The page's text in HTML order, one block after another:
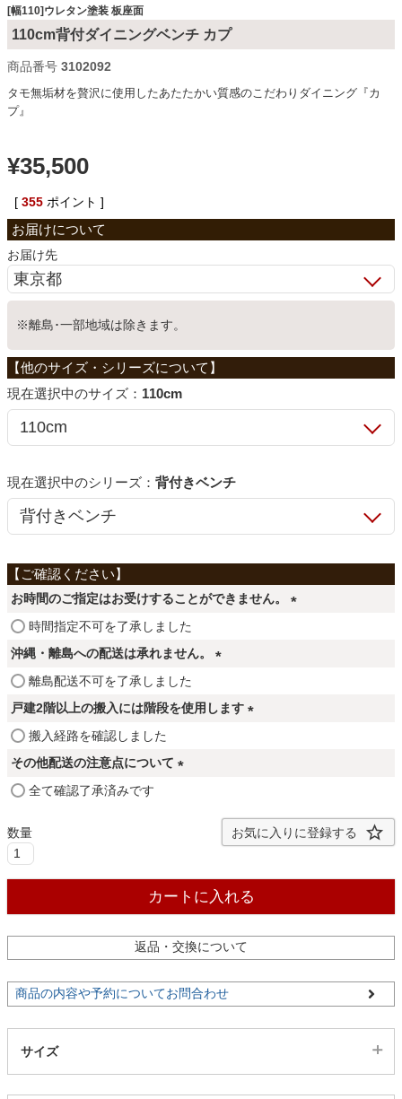
ダイニングテーブル・セット
椅子・チェア
ベッド
収納家具
学習机
ホームオフィス
寝具
ファブリック
ラグ
マット
キッチン用品
インテリア雑貨
[幅110]ウレタン塗装 板座面
110cm背付ダイニングベンチ カプ
商品番号 3102092
タモ無垢材を贅沢に使用したあたたかい質感のこだわりダイニング『カ
プ』
¥35,500
[ 355 ポイント ]
お届け先
※離島･一部地域は除きます。
サイズ： 110cm
シリーズ： 背付きベンチ
お時間のご指定はお受けすることができません。
時間指定不可を了承しました
沖縄・離島への配送は承れません。
必
離島配送不可を了承しました
戸建2階以上の搬入には階段を使用します
搬入経路を確認しました
その他配送の注意点について
全て確認了承済みです
お気に入りに登録する
カートに入れる
返品・交換について
商品の内容や予約についてお問合わせ
サイズ